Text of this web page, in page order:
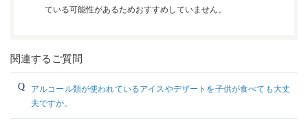
ている可能性があるためおすすめしていません。
関連するご質問
アルコール類が使われているアイスやデザートを子供が食べても大丈
夫ですか。